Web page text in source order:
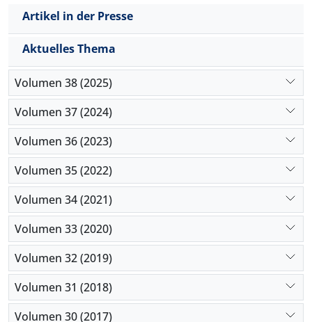
Artikel in der Presse
Aktuelles Thema
Volumen 38 (2025)
Volumen 37 (2024)
Volumen 36 (2023)
Volumen 35 (2022)
Volumen 34 (2021)
Volumen 33 (2020)
Volumen 32 (2019)
Volumen 31 (2018)
Volumen 30 (2017)